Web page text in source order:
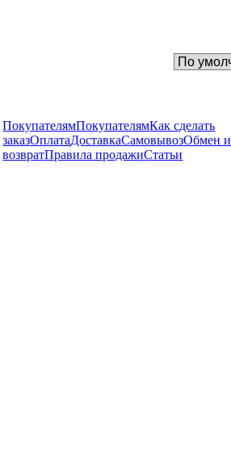
ПокупателямПокупателямКак сделать
заказОплатаДоставкаCамовывозОбмен и
возвратПравила продажиСтатьи